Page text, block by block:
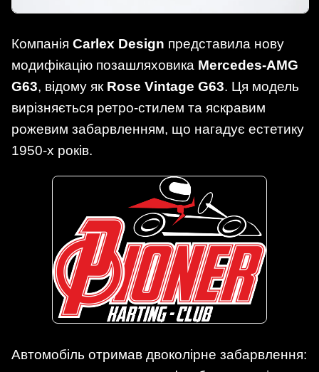
Компанія Carlex Design представила нову
модифікацію позашляховика Mercedes-AMG
G63, відому як Rose Vintage G63. Ця модель
вирізняється ретро-стилем та яскравим
рожевим забарвленням, що нагадує естетику
1950-х років.
Автомобіль отримав двоколірне забарвлення: